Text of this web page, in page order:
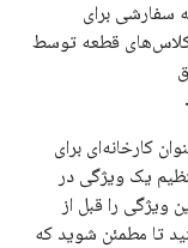
سفارشی برای
کلاس‌های قطعه توسط
کارخانه‌ای برای
یک ویژگی در
ویژگی را قبل از
تا مطمئن شوید که